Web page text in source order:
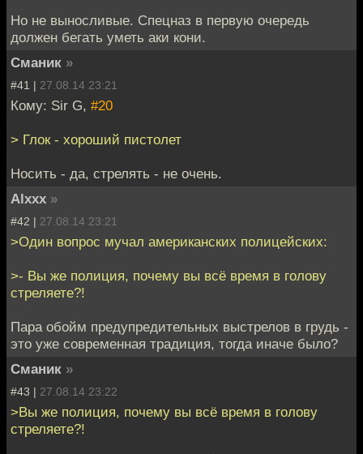
Но не выносливые. Спецназ в первую очередь
должен бегать уметь аки кони.
Сманик »
#41 | 27.08.14 23:21
Кому: Sir G, #20
> Глок - хороший пистолет
Носить - да, стрелять - не очень.
Alxxx »
#42 | 27.08.14 23:21
>Один вопрос мучал американских полицейских:
>- Вы же полиция, почему вы всё время в голову
стреляете?!
Пара обойм предупредительных выстрелов в грудь -
это уже современная традиция, тогда иначе было?
Сманик »
#43 | 27.08.14 23:22
>Вы же полиция, почему вы всё время в голову
стреляете?!